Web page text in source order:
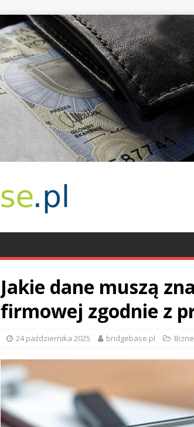
Jakie dane muszą
firmowej zgodnie z
24 października 2025 bridgebase.pl